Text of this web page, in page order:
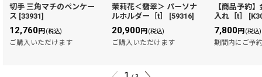
切手 三角マチのペンケー
ス [33931]
12,760円 (税込)
ご購入いただけます
茉莉花＜翡翠＞ パーソナ
ルホルダー［t］
[59316]
20,900円 (税込)
ご購入いただけます
【商品予約
入れ［t］
[
7,800円 (税込)
期間内にご予